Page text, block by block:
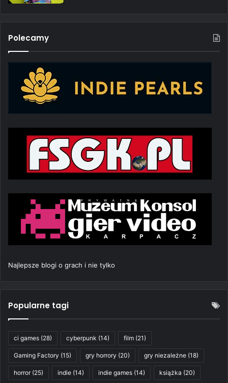
Polecamy
Najlepsze blogi o grach i nie tylko
Popularne tagi
ci games (28) cyberpunk (14) film (21)
Gaming Factory (15) gry horrory (20) gry niezależne (18)
horror(25) indie (14) indie games (14) książka (20)